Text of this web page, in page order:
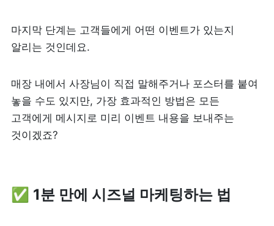
마지막 단계는 고객들에게 어떤 이벤트가 있는지
알리는 것인데요.
매장 내에서 사장님이 직접 말해주거나 포스터를 붙여
놓을 수도 있지만, 가장 효과적인 방법은 모든
고객에게 메시지로 미리 이벤트 내용을 보내주는
것이겠죠?
✅ 1분 만에 시즈널 마케팅하는 법